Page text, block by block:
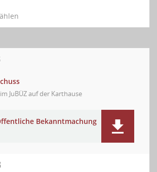
im JuBÜZ auf der Karthause
Bekanntmachung